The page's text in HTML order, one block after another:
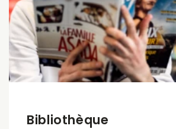
Bibliothèque